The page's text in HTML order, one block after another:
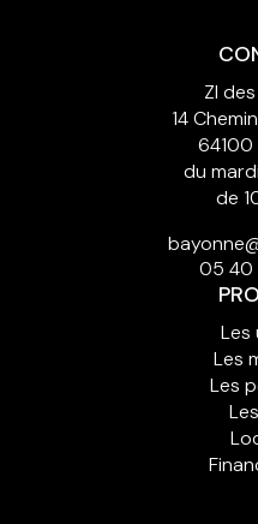
ZI
14
64100
du
de
05 40
Les
Les
Les